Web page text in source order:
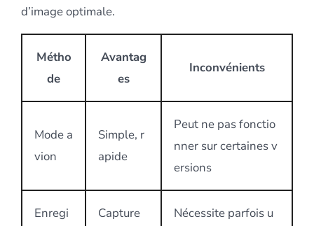
d’image optimale.
Métho
de
Avantag
es
Inconvénients
Mode a
vion
Simple, r
apide
Peut ne pas fonctio
nner sur certaines v
ersions
Enregi
Capture
Nécessite parfois u